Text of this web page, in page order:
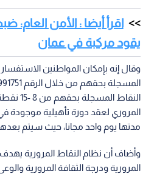
يقود مركبة في عمان
وقال إنه بإمكان المواطنين
النقاط
المروري لعقد دورة تأهيلية موجودة
مدتها يوم واحد مجانا، حيث سيتم بعدها
وأضاف أن نظام النقاط المرورية
المرورية ودرجة الثقافة المرورية